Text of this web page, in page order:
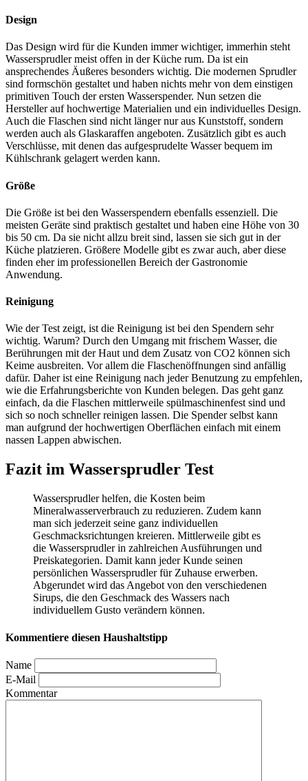
Design
Das Design wird für die Kunden immer wichtiger, immerhin steht
Wassersprudler meist offen in der Küche rum. Da ist ein
ansprechendes Äußeres besonders wichtig. Die modernen Sprudler
sind formschön gestaltet und haben nichts mehr von dem einstigen
primitiven Touch der ersten Wasserspender. Nun setzen die
Hersteller auf hochwertige Materialien und ein individuelles Design.
Auch die Flaschen sind nicht länger nur aus Kunststoff, sondern
werden auch als Glaskaraffen angeboten. Zusätzlich gibt es auch
Verschlüsse, mit denen das aufgesprudelte Wasser bequem im
Kühlschrank gelagert werden kann.
Größe
Die Größe ist bei den Wasserspendern ebenfalls essenziell. Die
meisten Geräte sind praktisch gestaltet und haben eine Höhe von 30
bis 50 cm. Da sie nicht allzu breit sind, lassen sie sich gut in der
Küche platzieren. Größere Modelle gibt es zwar auch, aber diese
finden eher im professionellen Bereich der Gastronomie
Anwendung.
Reinigung
Wie der Testzeigt, ist die Reinigung ist bei den Spendern sehr
wichtig. Warum? Durch den Umgang mit frischem Wasser, die
Berührungen mit der Haut und dem Zusatz von CO2 können sich
Keime ausbreiten. Vor allem die Flaschenöffnungen sind anfällig
dafür. Daher ist eine Reinigung nach jeder Benutzung zu empfehlen,
wie die Erfahrungsberichte von Kunden belegen. Das geht ganz
einfach, da die Flaschen mittlerweile spülmaschinenfest sind und
sich so noch schneller reinigen lassen. Die Spender selbst kann
man aufgrund der hochwertigen Oberflächen einfach mit einem
nassen Lappen abwischen.
Fazit im Wassersprudler Test
Wassersprudler helfen, die Kosten beim
Mineralwasserverbrauch zu reduzieren. Zudem kann
man sich jederzeit seine ganz individuellen
Geschmacksrichtungen kreieren. Mittlerweile gibt es
die Wassersprudler in zahlreichen Ausführungen und
Preiskategorien. Damit kann jeder Kunde seinen
persönlichen Wassersprudler für Zuhause erwerben.
Abgerundet wird das Angebot von den verschiedenen
Sirups, die den Geschmack des Wassers nach
individuellem Gusto verändern können.
Kommentiere diesen Haushaltstipp
Name
E-Mail
Kommentar